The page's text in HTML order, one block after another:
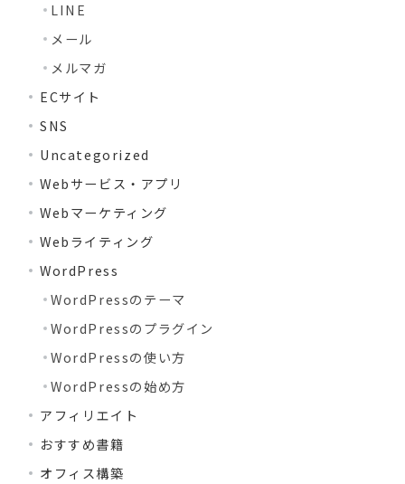
LINE
メール
メルマガ
ECサイト
SNS
Uncategorized
Webサービス・アプリ
Webマーケティング
Webライティング
WordPress
WordPressのテーマ
WordPressのプラグイン
WordPressの使い方
WordPressの始め方
アフィリエイト
おすすめ書籍
オフィス構築